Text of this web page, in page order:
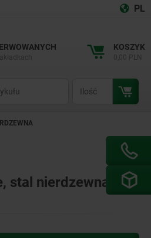
PL
KOSZYK
stal nierdzewna